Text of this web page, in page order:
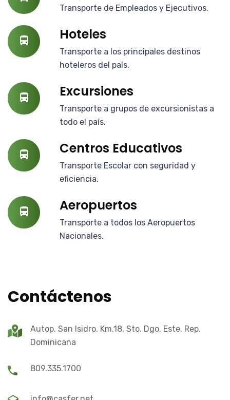
Transporte de Empleados y Ejecutivos.
Hoteles
Transporte a los principales destinos
hoteleros del país.
Excursiones
Transporte a grupos de excursionistas a
todo el país.
Centros Educativos
Transporte Escolar con seguridad y
eficiencia.
Aeropuertos
Transporte a todos los Aeropuertos
Nacionales.
Contáctenos
Autop. San Isidro. Km.18, Sto. Dgo. Este. Rep.
Dominicana
809.335.1700